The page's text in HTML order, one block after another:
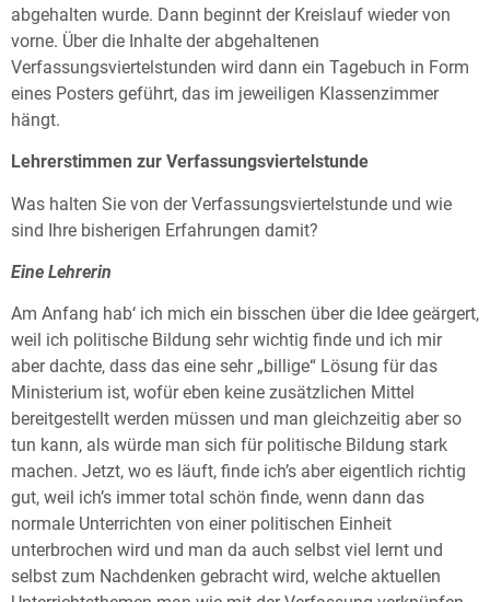
abgehalten wurde. Dann beginnt der Kreislauf wieder von
vorne. Über die Inhalte der abgehaltenen
Verfassungsviertelstunden wird dann ein Tagebuch in Form
eines Posters geführt, das im jeweiligen Klassenzimmer
hängt.
Lehrerstimmen zur Verfassungsviertelstunde
Was halten Sie von der Verfassungsviertelstunde und wie
sind Ihre bisherigen Erfahrungen damit?
Eine Lehrerin
Am Anfang hab‘ ich mich ein bisschen über die Idee geärgert,
weil ich politische Bildung sehr wichtig finde und ich mir
aber dachte, dass das eine sehr „billige“ Lösung für das
Ministerium ist, wofür eben keine zusätzlichen Mittel
bereitgestellt werden müssen und man gleichzeitig aber so
tun kann, als würde man sich für politische Bildung stark
machen. Jetzt, wo es läuft, finde ich’s aber eigentlich richtig
gut, weil ich’s immer total schön finde, wenn dann das
normale Unterrichten von einer politischen Einheit
unterbrochen wird und man da auch selbst viel lernt und
selbst zum Nachdenken gebracht wird, welche aktuellen